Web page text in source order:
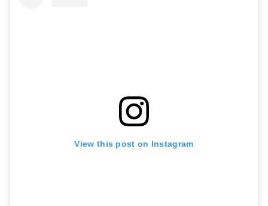
View this post on Instagram